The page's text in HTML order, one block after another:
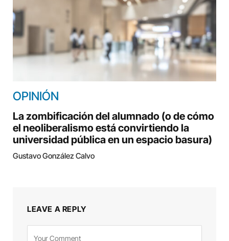
OPINIÓN
La zombificación del alumnado (o de cómo
el neoliberalismo está convirtiendo la
universidad pública en un espacio basura)
Gustavo González Calvo
LEAVE A REPLY